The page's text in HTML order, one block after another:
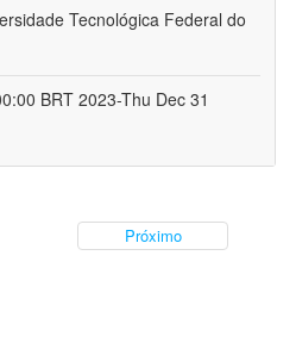
Tecnológica Federal do
BRT 2023-Thu Dec 31
Próximo